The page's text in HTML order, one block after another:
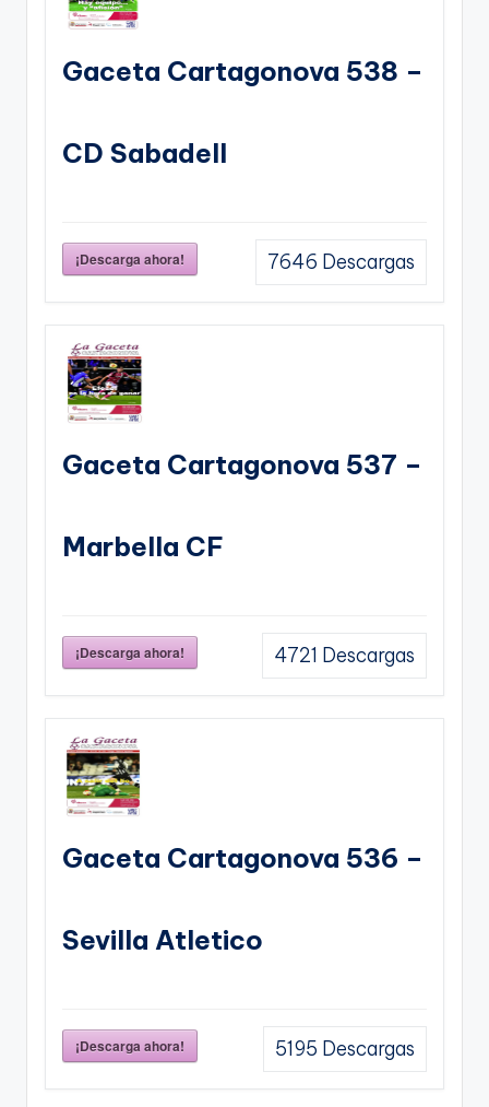
Gaceta Cartagonova 538 –
CD Sabadell
¡Descarga ahora! 7646 Descargas
Gaceta Cartagonova 537 –
Marbella CF
¡Descarga ahora! 4721 Descargas
Gaceta Cartagonova 536 –
Sevilla Atletico
¡Descarga ahora! 5195 Descargas